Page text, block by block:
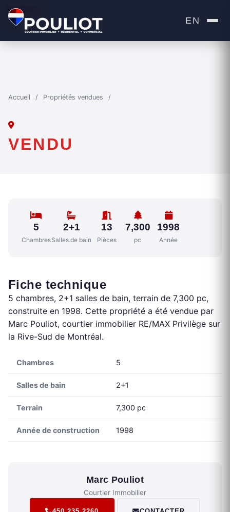
EN
Accueil / Propriétés vendues /
VENDU
VENDU
5
Chambres
2+1
Salles de bain
13
Pièces
7,300
pc
1998
Année
Fiche technique
5 chambres, 2+1 salles de bain, terrain de 7,300 pc,
construite en 1998. Cette propriété a été vendue par
Marc Pouliot, courtier immobilier RE/MAX Privilège sur
la Rive-Sud de Montréal.
Chambres 5
Salles de bain 2+1
Terrain 7,300 pc
Année de construction 1998
Marc Pouliot
Courtier Immobilier